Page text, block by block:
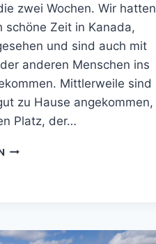
zwei Wochen. Wir hatten
schöne Zeit in Kanada,
und sind auch mit
anderen Menschen ins
Mittlerweile sind
zu Hause angekommen,
Platz, der…
KANADA